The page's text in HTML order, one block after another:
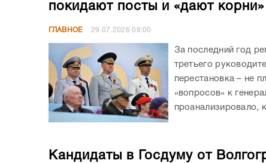
покидают посты и «дают корни»
ГЛАВНОЕ 29.07.202608:00
За последний год
третьего
перестановка – не
«вопросов» к
проанализировало,
Кандидаты в Госдуму от